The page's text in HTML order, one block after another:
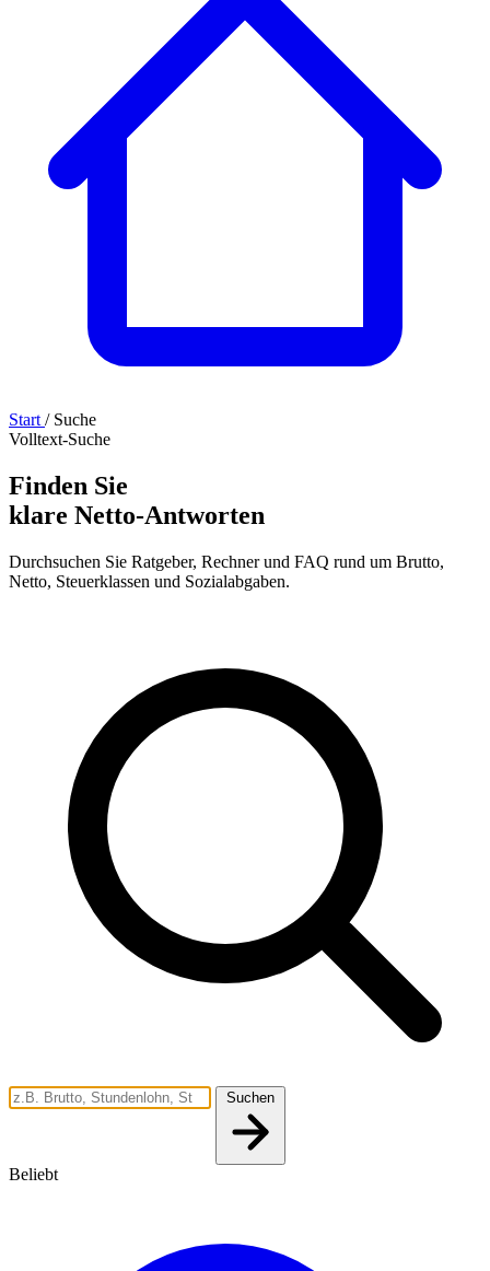
Start / Suche
Volltext-Suche
Finden Sie
klare Netto-Antworten
Durchsuchen Sie Ratgeber, Rechner und FAQ rund um Brutto,
Netto, Steuerklassen und Sozialabgaben.
Suchen
Beliebt